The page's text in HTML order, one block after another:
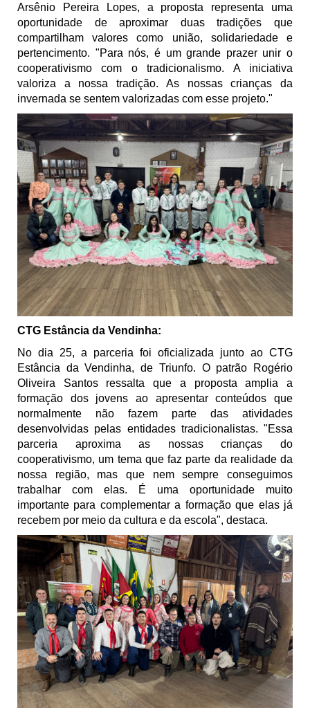
Arsênio Pereira Lopes, a proposta representa uma
oportunidade de aproximar duas tradições que
compartilham valores como união, solidariedade e
pertencimento. "Para nós, é um grande prazer unir o
cooperativismo com o tradicionalismo. A iniciativa
valoriza a nossa tradição. As nossas crianças da
invernada se sentem valorizadas com esse projeto."
CTG Estância da Vendinha:
No dia 25, a parceria foi oficializada junto ao CTG
Estância da Vendinha, de Triunfo. O patrão Rogério
Oliveira Santos ressalta que a proposta amplia a
formação dos jovens ao apresentar conteúdos que
normalmente não fazem parte das atividades
desenvolvidas pelas entidades tradicionalistas. "Essa
parceria aproxima as nossas crianças do
cooperativismo, um tema que faz parte da realidade da
nossa região, mas que nem sempre conseguimos
trabalhar com elas. É uma oportunidade muito
importante para complementar a formação que elas já
recebem por meio da cultura e da escola", destaca.